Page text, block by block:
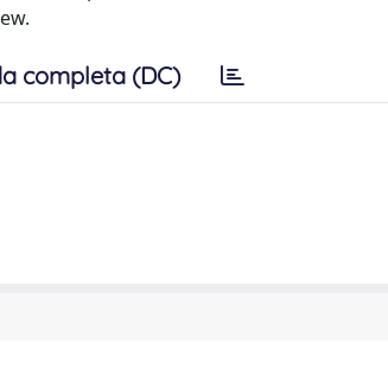
completa (DC)